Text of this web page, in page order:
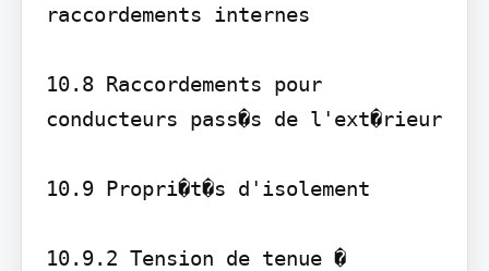
raccordements internes
10.8 Raccordements pour
conducteurs pass�s de l'ext�rieur
10.9 Propri�t�s d'isolement
10.9.2 Tension de tenue �